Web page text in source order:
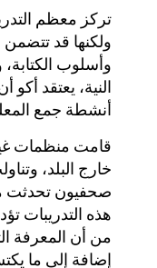
تركز معظم
ولكنها قد
وأسلوب
النية، يعتقد أكو
أنشطة جمع
قامت منظمات
خارج البلد،
صحفيون تحدثت
هذه التدريبات
من أن المعرفة
إضافة إلى ما